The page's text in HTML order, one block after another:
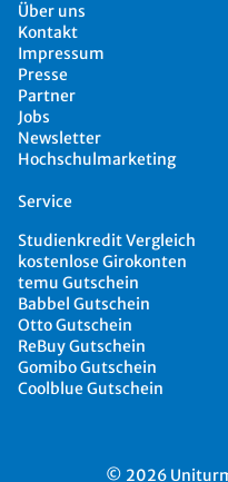
Über uns
Kontakt
Impressum
Presse
Partner
Jobs
Newsletter
Hochschulmarketing
Service
Studienkredit Vergleich
kostenlose Girokonten
temu Gutschein
Babbel Gutschein
Otto Gutschein
ReBuy Gutschein
Gomibo Gutschein
Coolblue Gutschein
© 2026